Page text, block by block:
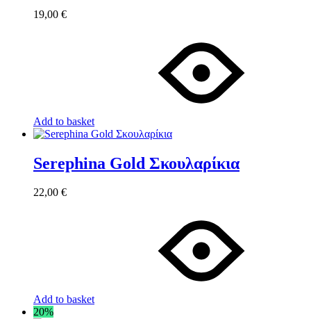
19,00 €
Add to basket
Serephina Gold Σκουλαρίκια
22,00 €
Add to basket
20%